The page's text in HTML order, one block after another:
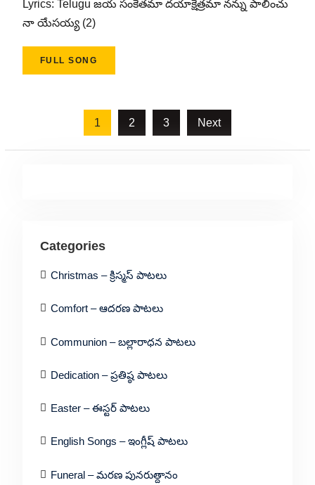
Lyrics: Telugu జయ సంకేతమా దయాక్షేత్రమా నన్ను పాలించు
నా యేసయ్య (2)
FULL SONG
pagination
1 2 3 Next
Categories
Christmas – క్రిస్మస్ పాటలు
Comfort – ఆదరణ పాటలు
Communion – బల్లారాధన పాటలు
Dedication – ప్రతిష్ఠ పాటలు
Easter – ఈస్టర్ పాటలు
English Songs – ఇంగ్లీష్ పాటలు
Funeral – మరణ పునరుత్దానం